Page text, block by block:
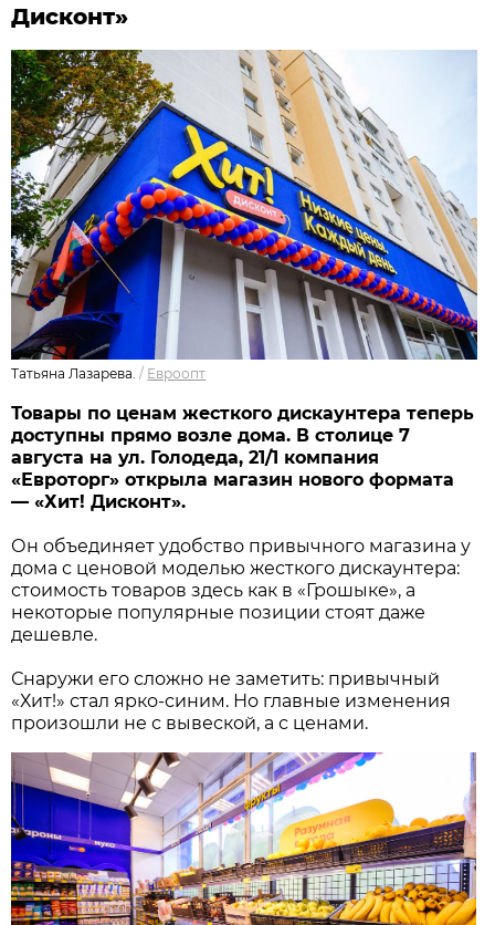
Дисконт»
Татьяна Лазарева. / Евроопт
Товары по ценам жесткого дискаунтера теперь
доступны прямо возле дома. В столице 7
августа на ул. Голодеда, 21/1 компания
«Евроторг» открыла магазин нового формата
— «Хит! Дисконт».
Он объединяет удобство привычного магазина у
дома с ценовой моделью жесткого дискаунтера:
стоимость товаров здесь как в «Грошыке», а
некоторые популярные позиции стоят даже
дешевле.
Снаружи его сложно не заметить: привычный
«Хит!» стал ярко-синим. Но главные изменения
произошли не с вывеской, а с ценами.